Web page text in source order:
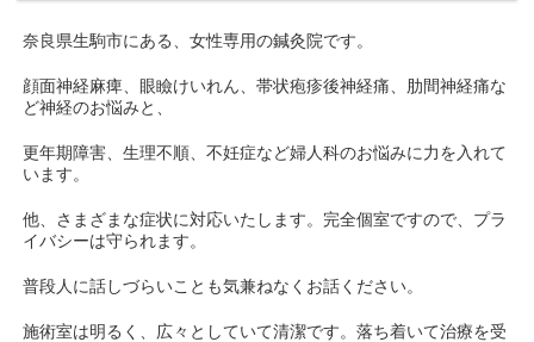
奈良県生駒市にある、女性専用の鍼灸院です。
顔面神経麻痺、眼瞼けいれん、帯状疱疹後神経痛、肋間神経痛な
ど神経のお悩みと、
更年期障害、生理不順、不妊症など婦人科のお悩みに力を入れて
います。
他、さまざまな症状に対応いたします。完全個室ですので、プラ
イバシーは守られます。
普段人に話しづらいことも気兼ねなくお話ください。
施術室は明るく、広々としていて清潔です。落ち着いて治療を受